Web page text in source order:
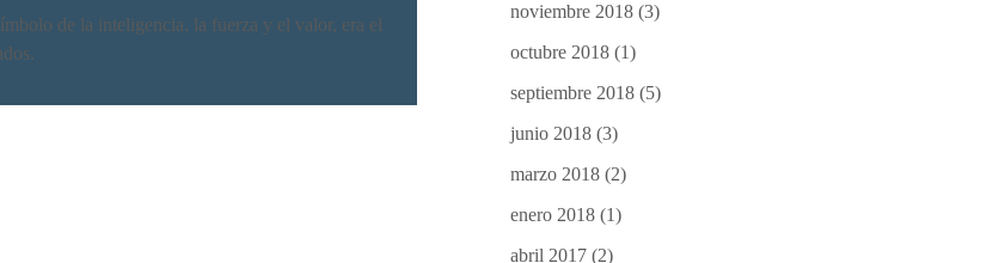
de la inteligencia, la fuerza y el valor, era el
noviembre 2018 (3)
octubre 2018 (1)
septiembre 2018 (5)
junio 2018 (3)
marzo 2018 (2)
enero 2018 (1)
abril 2017 (2)